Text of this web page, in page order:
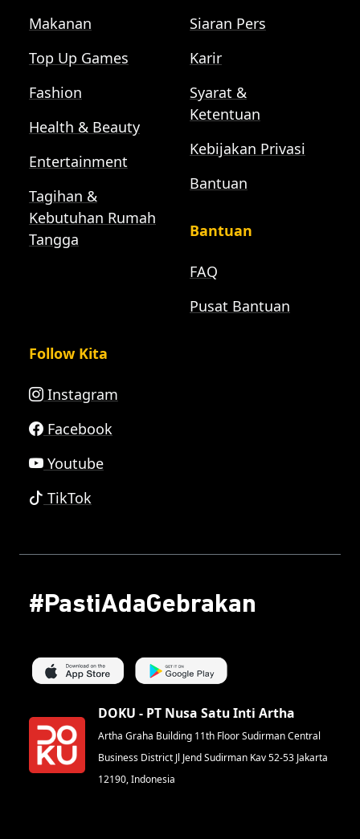
Makanan
Top Up Games
Fashion
Health & Beauty
Entertainment
Tagihan &
Kebutuhan Rumah
Tangga
Siaran Pers
Karir
Syarat &
Ketentuan
Kebijakan Privasi
Bantuan
Bantuan
FAQ
Pusat Bantuan
Follow Kita
Instagram
Facebook
Youtube
TikTok
#PastiAdaGebrakan
DOKU - PT Nusa Satu Inti Artha
Artha Graha Building 11th Floor Sudirman Central
Business District Jl Jend Sudirman Kav 52-53 Jakarta
12190, Indonesia